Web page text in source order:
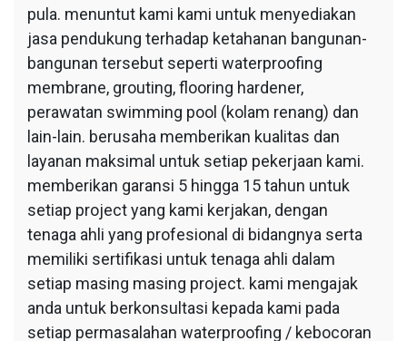
pula. menuntut kami kami untuk menyediakan
jasa pendukung terhadap ketahanan bangunan-
bangunan tersebut seperti waterproofing
membrane, grouting, flooring hardener,
perawatan swimming pool (kolam renang) dan
lain-lain. berusaha memberikan kualitas dan
layanan maksimal untuk setiap pekerjaan kami.
memberikan garansi 5 hingga 15 tahun untuk
setiap project yang kami kerjakan, dengan
tenaga ahli yang profesional di bidangnya serta
memiliki sertifikasi untuk tenaga ahli dalam
setiap masing masing project. kami mengajak
anda untuk berkonsultasi kepada kami pada
setiap permasalahan waterproofing / kebocoran